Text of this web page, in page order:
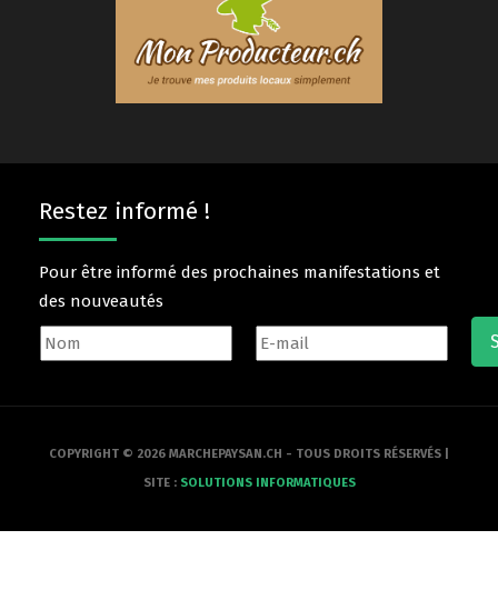
Restez informé !
Pour être informé des prochaines manifestations et
des nouveautés
COPYRIGHT © 2026 MARCHEPAYSAN.CH - TOUS DROITS RÉSERVÉS |
SITE : SOLUTIONS INFORMATIQUES